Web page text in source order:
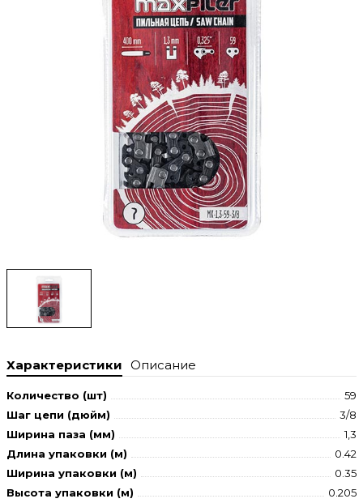
Характеристики Описание
Количество (шт)
59
Шаг цепи (дюйм)
3/8
Ширина паза (мм)
1,3
Длина упаковки (м)
0.42
Ширина упаковки (м)
0.35
Высота упаковки (м)
0.205